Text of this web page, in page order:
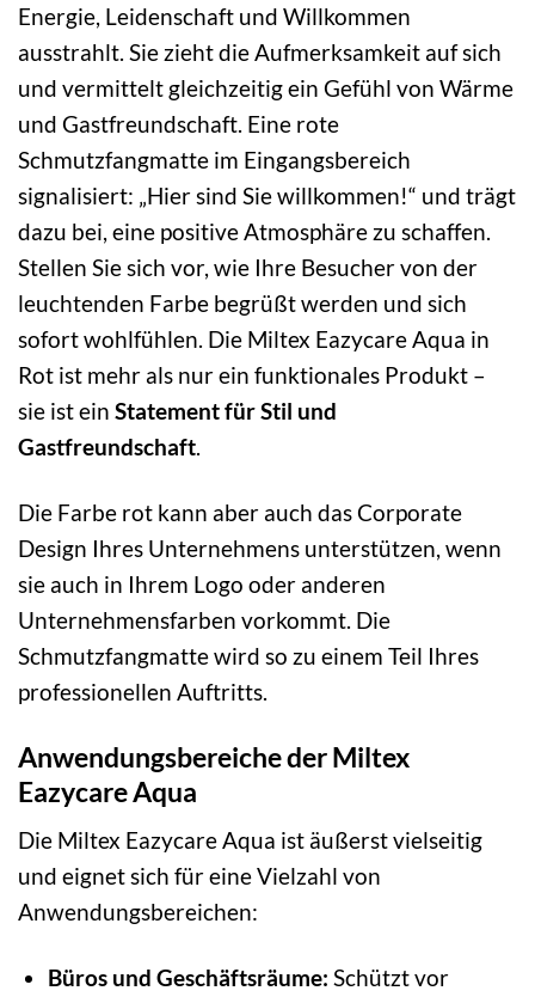
Energie, Leidenschaft und Willkommen
ausstrahlt. Sie zieht die Aufmerksamkeit auf sich
und vermittelt gleichzeitig ein Gefühl von Wärme
und Gastfreundschaft. Eine rote
Schmutzfangmatte im Eingangsbereich
signalisiert: „Hier sind Sie willkommen!“ und trägt
dazu bei, eine positive Atmosphäre zu schaffen.
Stellen Sie sich vor, wie Ihre Besucher von der
leuchtenden Farbe begrüßt werden und sich
sofort wohlfühlen. Die Miltex Eazycare Aqua in
Rot ist mehr als nur ein funktionales Produkt –
sie ist ein Statement für Stil und
Gastfreundschaft.
Die Farbe rot kann aber auch das Corporate
Design Ihres Unternehmens unterstützen, wenn
sie auch in Ihrem Logo oder anderen
Unternehmensfarben vorkommt. Die
Schmutzfangmatte wird so zu einem Teil Ihres
professionellen Auftritts.
Anwendungsbereiche der Miltex
Eazycare Aqua
Die Miltex Eazycare Aqua ist äußerst vielseitig
und eignet sich für eine Vielzahl von
Anwendungsbereichen:
Büros und Geschäftsräume: Schützt vor